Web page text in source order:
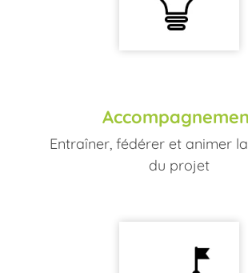
Entraîner, fédérer et animer
du projet